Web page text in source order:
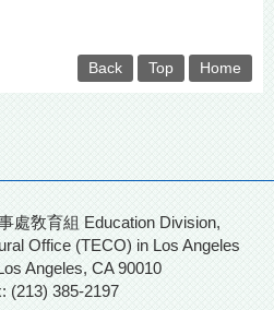
Back Top Home
處敎育組 Education Division,
Office (TECO) in Los Angeles
Angeles, CA 90010
(213) 385-2197